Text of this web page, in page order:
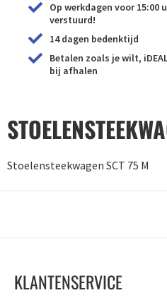
Op werkdagen voor 15:00
verstuurd!
14 dagen bedenktijd
Betalen zoals je wilt,
bij afhalen
Stoelensteekwagen SCT 75 M
KLANTENSERVICE